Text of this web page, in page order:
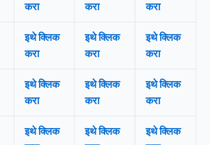
करा
करा
करा
इथे क्लिक
करा
इथे क्लिक
करा
इथे क्लिक
करा
इथे क्लिक
करा
इथे क्लिक
करा
इथे क्लिक
करा
इथे क्लिक
इथे क्लिक
इथे क्लिक